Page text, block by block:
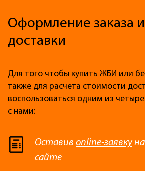
Оформление заказа
доставки
Для того чтобы купить ЖБИ или
также для расчета стоимости
воспользоваться одним из
с нами:
Оставив online-заявку
сайте